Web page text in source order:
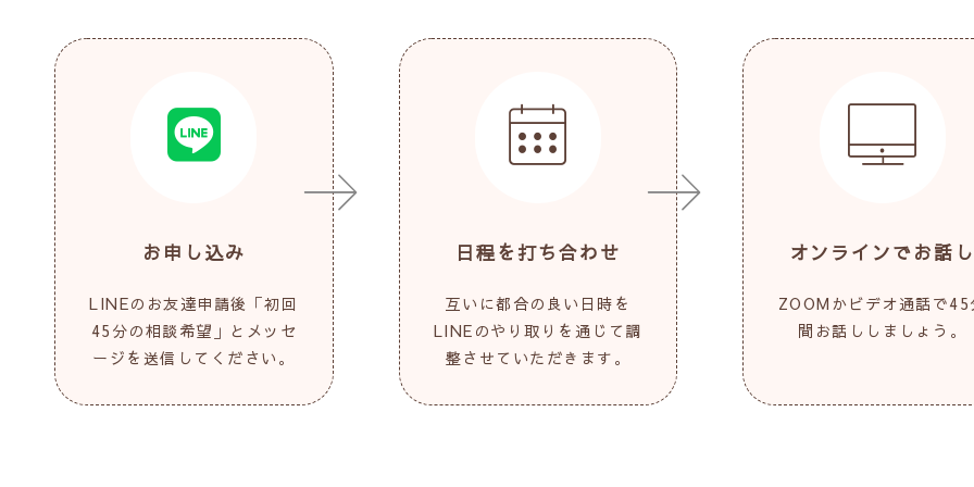
お申し込み
LINEのお友達申請後「初回
45分の相談希望」とメッセ
ージを送信してください。
日程を打ち合わせ
互いに都合の良い日時を
LINEのやり取りを通じて調
整させていただきます。
オンラインでお話
ZOOMかビデオ通話で45
間お話ししましょう。